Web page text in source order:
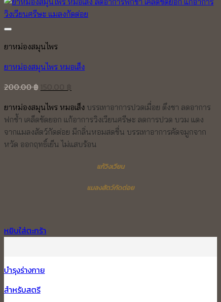
was:
is:
ยาหม่องสมุนไพร
ยาหม่องสมุนไพร หมอเส็ง
200.00฿
was:
200.00 ฿.
is:
150.00 ฿.
ยาหม่องสมุนไพร หมอเส็ง บรรเทาอาการปวดเมื่อย ตึงชา ลดอาการ
ฟกช้ำ เคล็ดขัดยอก แก้อาการวิงเวียนศรีษะ ลดการปวด บวม แดง
จากแมลงสัตว์กัดต่อย มีกลิ่นหอมสดชื่น บรรเทาอาการคัดจมูกจาก
หวัด ออกฤทธิ์เย็น ไม่แสบร้อน
แก้วิงเวียน
แมลงสัตว์กัดต่อย
หยิบใส่ตะกร้า
บำรุงร่างกาย
สำหรับสตรี